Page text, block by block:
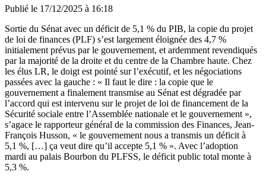
Publié le 17/12/2025 à 16:18
Sortie du Sénat avec un déficit de 5,1 % du PIB, la copie du projet
de loi de finances (PLF) s’est largement éloignée des 4,7 %
initialement prévus par le gouvernement, et ardemment revendiqués
par la majorité de la droite et du centre de la Chambre haute. Chez
les élus LR, le doigt est pointé sur l’exécutif, et les négociations
passées avec la gauche : « Il faut le dire : la copie que le
gouvernement a finalement transmise au Sénat est dégradée par
l’accord qui est intervenu sur le projet de loi de financement de la
Sécurité sociale entre l’Assemblée nationale et le gouvernement »,
s’agace le rapporteur général de la commission des Finances, Jean-
François Husson, « le gouvernement nous a transmis un déficit à
5,1 %, […] ça veut dire qu’il accepte 5,1 % ». Avec l’adoption
mardi au palais Bourbon du PLFSS, le déficit public total monte à
5,3 %.